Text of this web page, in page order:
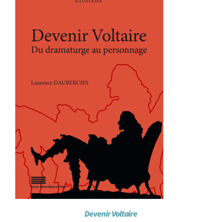
Devenir Voltaire